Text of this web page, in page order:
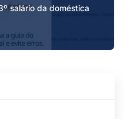
salário da doméstica